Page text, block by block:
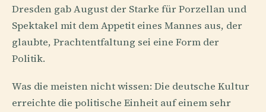
Dresden gab August der Starke für Porzellan und
Spektakel mit dem Appetit eines Mannes aus, der
glaubte, Prachtentfaltung sei eine Form der
Politik.
Was die meisten nicht wissen: Die deutsche Kultur
erreichte die politische Einheit auf einem sehr